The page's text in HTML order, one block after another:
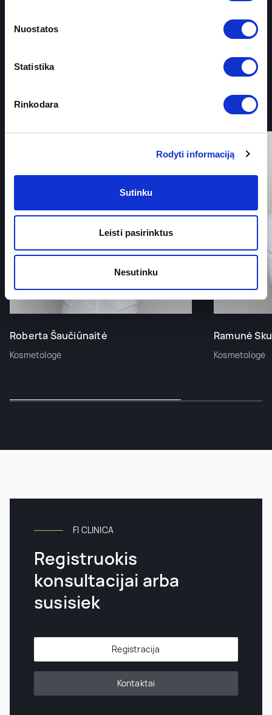
Nuostatos
Statistika
Rinkodara
Rodyti informaciją
Sutinku
Leisti pasirinktus
Nesutinku
Gydytojai ekspertai
Roberta Šaučiūnaitė
Kosmetologė
Ramunė
Kosmetologė
FI CLINICA
Registruokis
konsultacijai arba
susisiek
Registracija
Kontaktai